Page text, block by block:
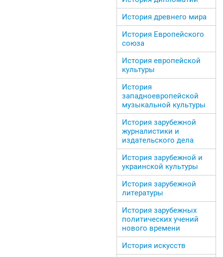
История древнего мира
История Европейского
союза
История европейской
культуры
История
западноевропейской
музыкальной культуры
История зарубежной
журналистики и
издательского дела
История зарубежной и
украинской культуры
История зарубежной
литературы
История зарубежных
политических учений
нового времени
История искусств